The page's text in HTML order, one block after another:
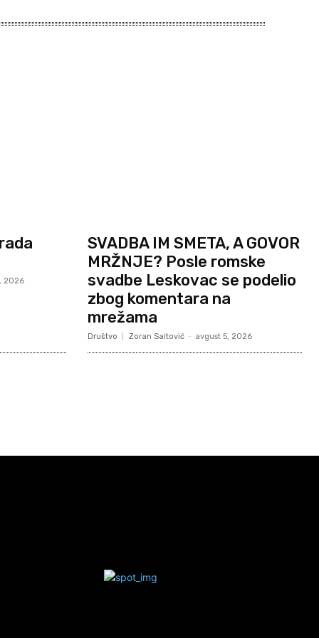
2026
SVADBA IM SMETA, A GOVOR
MRŽNJE? Posle romske
svadbe Leskovac se podelio
zbog komentara na
mrežama
Društvo Zoran Saitović - avgust 5, 2026